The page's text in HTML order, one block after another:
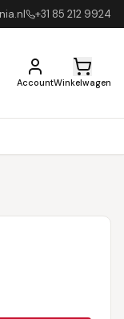
+31 85 212 9924
AccountWinkelwagen